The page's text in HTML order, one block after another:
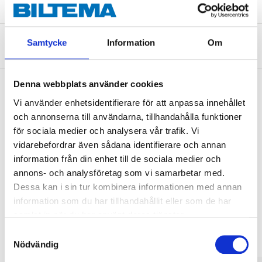
Samtycke Information Om
Denna webbplats använder cookies
Vi använder enhetsidentifierare för att anpassa innehållet
och annonserna till användarna, tillhandahålla funktioner
för sociala medier och analysera vår trafik. Vi
vidarebefordrar även sådana identifierare och annan
information från din enhet till de sociala medier och
annons- och analysföretag som vi samarbetar med.
Dessa kan i sin tur kombinera informationen med annan
information som du har tillhandahållit eller som de har
Nödvändig
Om tillverkaren
Köp & Hämta
Köp & Hämta i ditt varuhus inom 2 timmar! För mer information om
tjänsten och våra villkor.
LÄS MER
Andra kunder köpte också